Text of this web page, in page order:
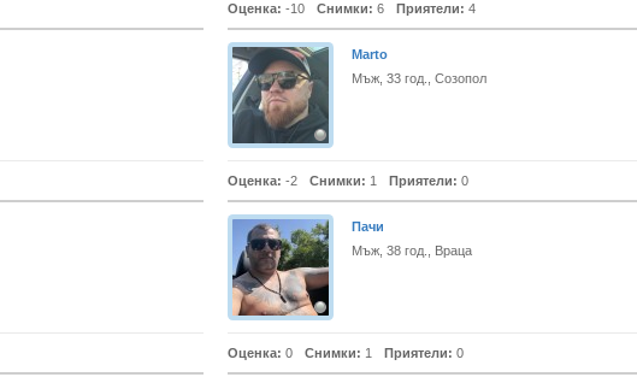
Оценка: -10 Снимки: 6 Приятели: 4
Marto
Мъж, 33 год., Созопол
Оценка: -2 Снимки: 1 Приятели: 0
Пачи
Мъж, 38 год., Враца
Оценка: 0 Снимки: 1 Приятели: 0